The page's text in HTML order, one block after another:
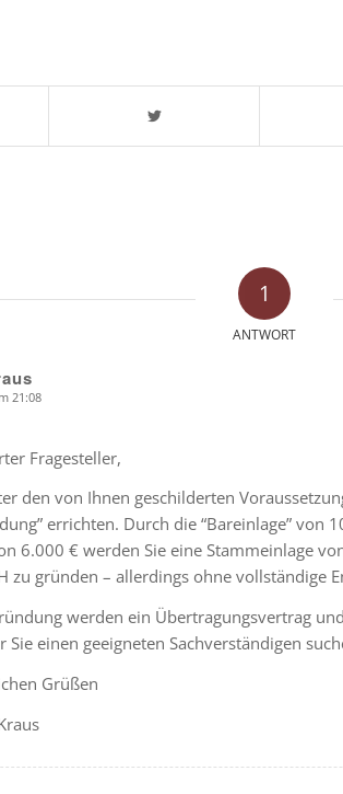
1
ANTWORT
21:08
Fragesteller,
den von Ihnen geschilderten
errichten. Durch die “Bareinlage” von
6.000 € werden Sie eine Stammeinlage
zu gründen – allerdings ohne vollständige
werden ein Übertragungsvertrag
Sie einen geeigneten Sachverständigen
Grüßen